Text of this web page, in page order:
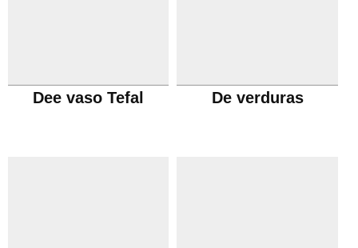
Dee vaso Tefal De verduras